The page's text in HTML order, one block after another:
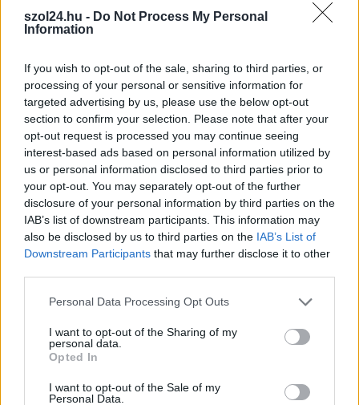
szol24.hu - Do Not Process My Personal
Information
If you wish to opt-out of the sale, sharing to third parties, or
processing of your personal or sensitive information for
targeted advertising by us, please use the below opt-out
section to confirm your selection. Please note that after your
opt-out request is processed you may continue seeing
interest-based ads based on personal information utilized by
us or personal information disclosed to third parties prior to
your opt-out. You may separately opt-out of the further
disclosure of your personal information by third parties on the
IAB’s list of downstream participants. This information may
also be disclosed by us to third parties on the IAB’s List of
Downstream Participants that may further disclose it to other
Please note that this website/app uses one or more Google
not limited to your visit or usage behaviour. You may click to
grant or deny consent to Google and its third-party tags to
use your data for below specified purposes in below Google
consent section.
Personal Data Processing Opt Outs
I want to opt-out of the Sharing of my
personal data.
Opted In
I want to opt-out of the Sale of my
Personal Data.
sávba ahol frontálisan összeütközött a szemből érkező
járművel, mely ütközés után az rágurult a mögötte megálló
orvosi vélemény szerint – 2 személy könnyű sérülést
szenvedett.
TOVÁBB OLVASOM
JNSZ megyei hírek baleset,elaludt,sofőr,tiszafüred
A részeg tolvaj elaludt az általa éppen ellopni
készült autóban
2022.05.26. Kiss Lajos
Nem sikerült kitolatnia
a botcsinálta tolvajnak,
buktatta le, ráadásul
kertjében. Május 10-én